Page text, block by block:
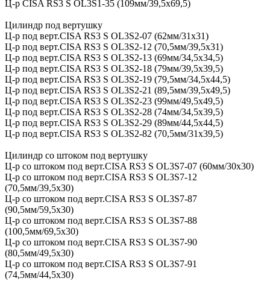
Ц-р CISA RS3 S OL3S1-35 (109мм/39,5х69,5)
Цилиндр под вертушку
Ц-р под верт.CISA RS3 S ОL3S2-07 (62мм/31х31)
Ц-р под верт.CISA RS3 S ОL3S2-12 (70,5мм/39,5х31)
Ц-р под верт.CISA RS3 S ОL3S2-13 (69мм/34,5х34,5)
Ц-р под верт.CISA RS3 S ОL3S2-18 (79мм/39,5х39,5)
Ц-р под верт.CISA RS3 S ОL3S2-19 (79,5мм/34,5х44,5)
Ц-р под верт.CISA RS3 S OL3S2-21 (89,5мм/39,5x49,5)
Ц-р под верт.CISA RS3 S OL3S2-23 (99мм/49,5х49,5)
Ц-р под верт.CISA RS3 S ОL3S2-28 (74мм/34,5х39,5)
Ц-р под верт.CISA RS3 S ОL3S2-29 (89мм/44,5х44,5)
Ц-р под верт.CISA RS3 S ОL3S2-82 (70,5мм/31х39,5)
Цилиндр со штоком под вертушку
Ц-р со штоком под верт.CISA RS3 S OL3S7-07 (60мм/30х30)
Ц-р со штоком под верт.CISA RS3 S OL3S7-12
(70,5мм/39,5х30)
Ц-р со штоком под верт.CISA RS3 S OL3S7-87
(90,5мм/59,5х30)
Ц-р со штоком под верт.CISA RS3 S OL3S7-88
(100,5мм/69,5х30)
Ц-р со штоком под верт.CISA RS3 S OL3S7-90
(80,5мм/49,5х30)
Ц-р со штоком под верт.CISA RS3 S OL3S7-91
(74,5мм/44,5x30)